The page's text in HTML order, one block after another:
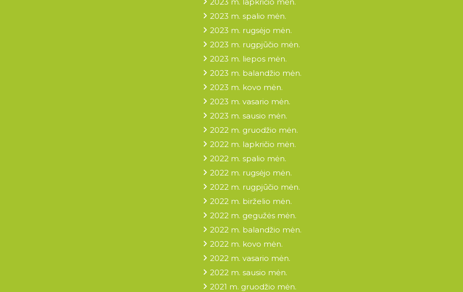
2023 m. spalio mėn.
2023 m. rugsėjo mėn.
2023 m. rugpjūčio mėn.
2023 m. liepos mėn.
2023 m. balandžio mėn.
2023 m. kovo mėn.
2023 m. vasario mėn.
2023 m. sausio mėn.
2022 m. gruodžio mėn.
2022 m. lapkričio mėn.
2022 m. spalio mėn.
2022 m. rugsėjo mėn.
2022 m. rugpjūčio mėn.
2022 m. birželio mėn.
2022 m. gegužės mėn.
2022 m. balandžio mėn.
2022 m. kovo mėn.
2022 m. vasario mėn.
2022 m. sausio mėn.
2021 m. gruodžio mėn.